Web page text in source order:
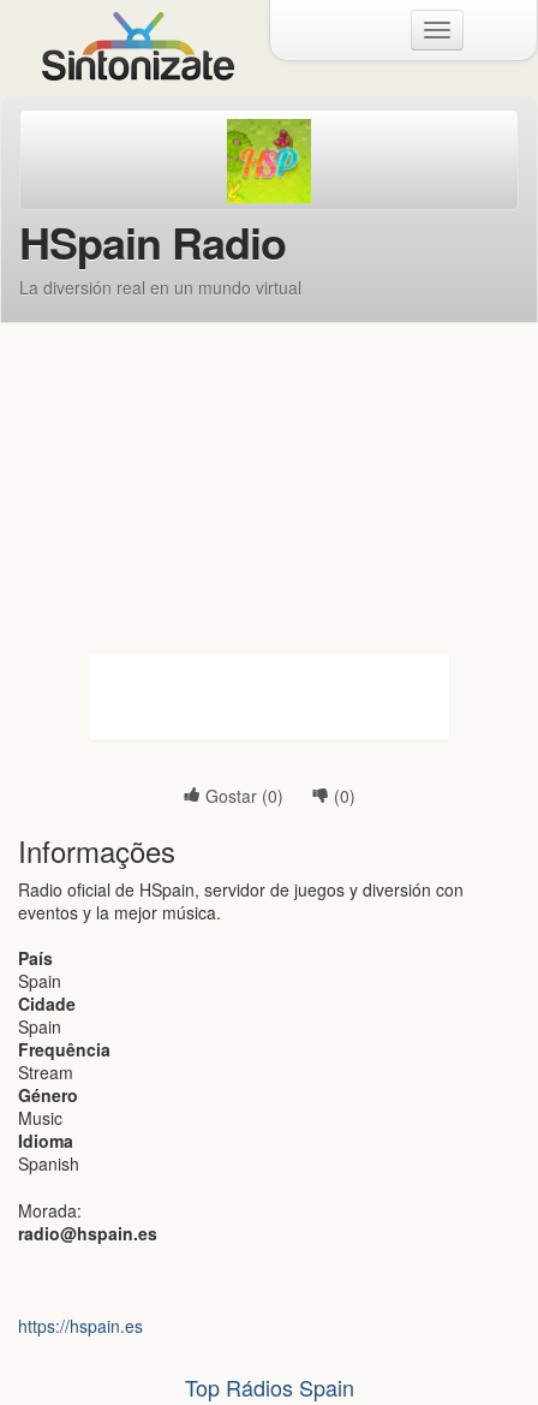
Menu
HSpain Radio
La diversión real en un mundo virtual
Gostar (0) (0)
Informações
Radio oficial de HSpain, servidor de juegos y diversión con
eventos y la mejor música.
País
Spain
Cidade
Spain
Frequência
Stream
Género
Music
Idioma
Spanish
Morada:
radio@hspain.es
https://hspain.es
Top Rádios Spain